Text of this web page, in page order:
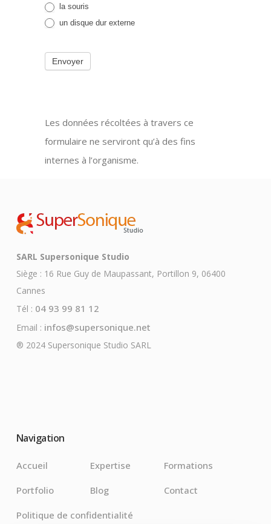
la souris
un disque dur externe
Envoyer
Les données récoltées à travers ce
formulaire ne serviront qu’à des fins
internes à l’organisme.
SARL Supersonique Studio
Siège : 16 Rue Guy de Maupassant, Portillon 9, 06400
Cannes
Tél : 04 93 99 81 12
Email : infos@supersonique.net
® 2024 Supersonique Studio SARL
Navigation
Accueil Expertise Formations
Portfolio Blog Contact
Politique de confidentialité